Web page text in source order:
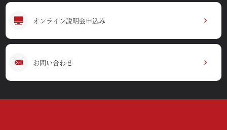
オンライン説明会申込み
お問い合わせ